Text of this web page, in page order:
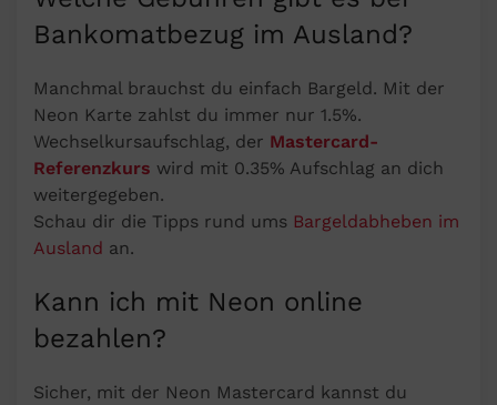
Bankomatbezug im Ausland?
Manchmal brauchst du einfach Bargeld. Mit der
Neon Karte zahlst du immer nur 1.5%.
Wechselkursaufschlag, der Mastercard-
Referenzkurs wird mit 0.35% Aufschlag an dich
weitergegeben.
Schau dir die Tipps rund ums Bargeldabheben im
Ausland an.
Kann ich mit Neon online
bezahlen?
Sicher, mit der Neon Mastercard kannst du